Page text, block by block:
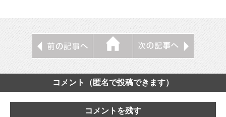
コメント（匿名で投稿できます）
コメントを残す